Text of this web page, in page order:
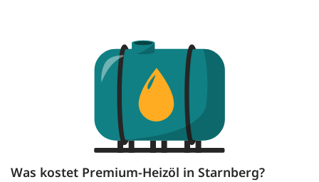
Was kostet Premium-Heizöl in Starnberg?